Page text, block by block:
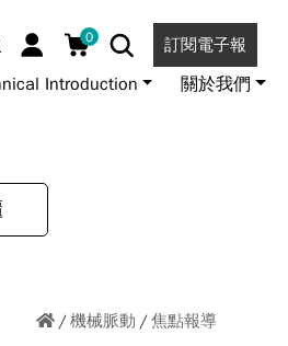
0 訂閱電子報
Introduction 關於我們
機械脈動 焦點報導